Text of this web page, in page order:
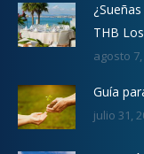
THB
agosto
Guía
julio 31,